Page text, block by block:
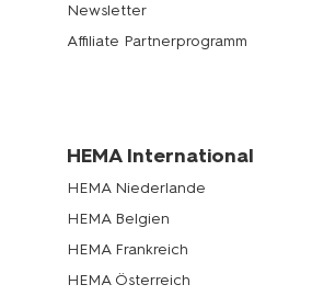
Newsletter
Affiliate Partnerprogramm
HEMA International
HEMA Niederlande
HEMA Belgien
HEMA Frankreich
HEMA Österreich